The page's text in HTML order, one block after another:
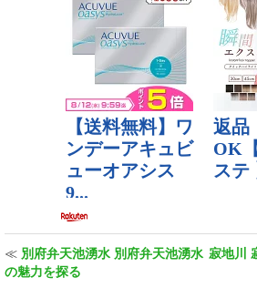
≪ 別府弁天池湧水 別府弁天池湧水
の魅力を探る
寂地川